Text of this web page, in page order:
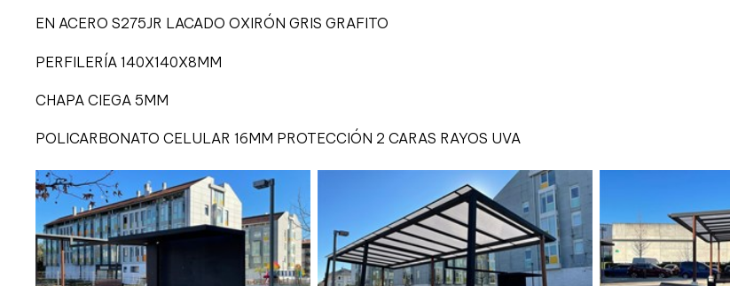
EN ACERO S275JR LACADO OXIRÓN GRIS GRAFITO
PERFILERÍA 140X140X8MM
CHAPA CIEGA 5MM
POLICARBONATO CELULAR 16MM PROTECCIÓN 2 CARAS RAYOS UVA